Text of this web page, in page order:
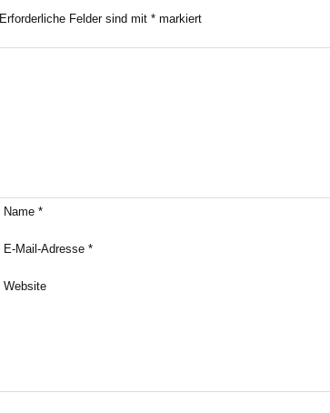
Erforderliche Felder sind mit * markiert
Name *
E-Mail-Adresse *
Website